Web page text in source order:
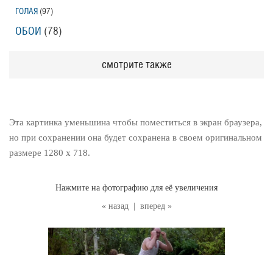
« назад вперед »
Нажмите на фотографию для её увеличения
Эта картинка уменьшина чтобы поместиться в экран браузера,
но при сохранении она будет сохранена в своем оригинальном
размере 1280 x 718.
ГОЛАЯ (97)
ОБОИ (78)
смотрите также